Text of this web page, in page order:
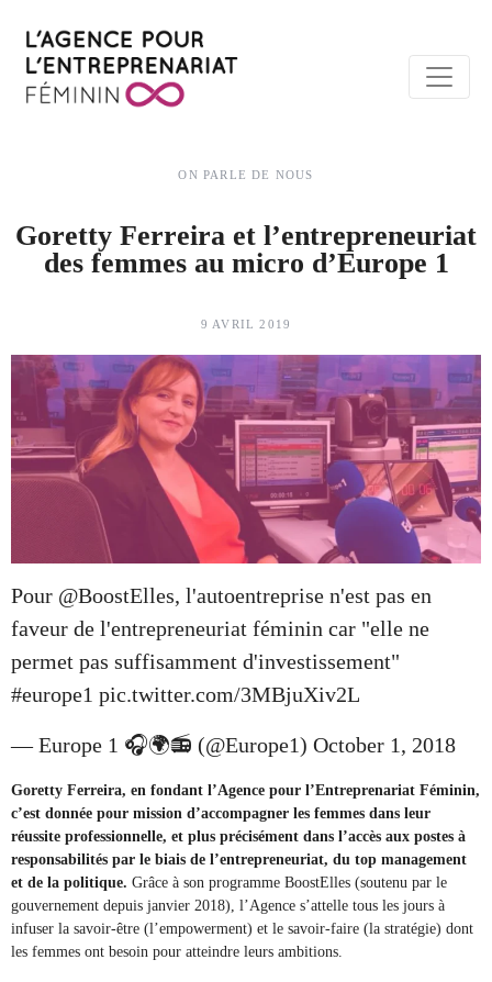
ON PARLE DE NOUS
Goretty Ferreira et l’entrepreneuriat
des femmes au micro d’Europe 1
9 AVRIL 2019
Pour @BoostElles, l'autoentreprise n'est pas en
faveur de l'entrepreneuriat féminin car "elle ne
permet pas suffisamment d'investissement"
#europe1 pic.twitter.com/3MBjuXiv2L
— Europe 1 🎧🌍📻 (@Europe1) October 1, 2018
Goretty Ferreira, en fondant l’Agence pour l’Entreprenariat Féminin,
c’est donnée pour mission d’accompagner les femmes dans leur
réussite professionnelle, et plus précisément dans l’accès aux postes à
responsabilités par le biais de l’entrepreneuriat, du top management
et de la politique. Grâce à son programme BoostElles (soutenu par le
gouvernement depuis janvier 2018), l’Agence s’attelle tous les jours à
infuser la savoir-être (l’empowerment) et le savoir-faire (la stratégie) dont
les femmes ont besoin pour atteindre leurs ambitions.